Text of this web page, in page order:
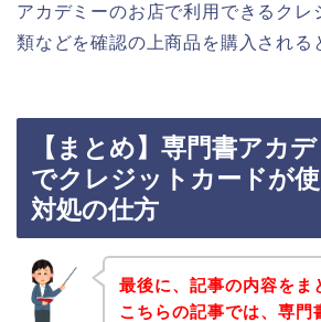
アカデミーのお店で利用できるクレ
類などを確認の上商品を購入される
【まとめ】専門書アカ
でクレジットカードが
対処の仕方
最後に、記事の内容をま
こちらの記事では、専門